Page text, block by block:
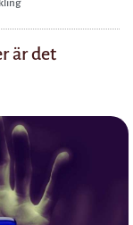
är det